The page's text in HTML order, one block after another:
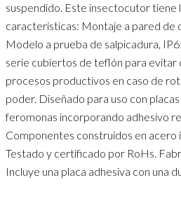
suspendido. Este insectocutor tiene
características: Montaje a pared de
Modelo a prueba de salpicadura,
serie cubiertos de teflón para evitar
procesos productivos en caso de
poder. Diseñado para uso con
feromonas incorporando adhesivo
Componentes construidos en acero
Testado y certificado por RoHs.
Incluye una placa adhesiva con una